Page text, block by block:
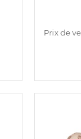
Prix de